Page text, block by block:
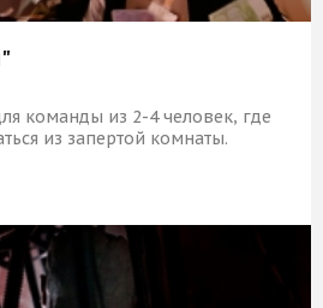
команды из 2-4 человек, где
из запертой комнаты.